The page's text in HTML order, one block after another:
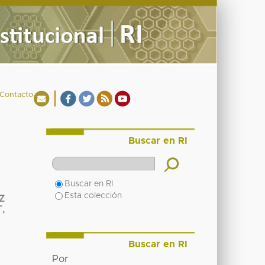
Contacto
Buscar en RI
Buscar en RI
Esta colección
Buscar en RI
Por